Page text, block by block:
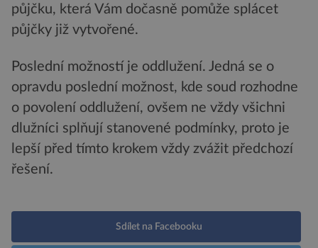
půjčku, která Vám dočasně pomůže splácet
půjčky již vytvořené.
Poslední možností je oddlužení. Jedná se o
opravdu poslední možnost, kde soud rozhodne
o povolení oddlužení, ovšem ne vždy všichni
dlužníci splňují stanovené podmínky, proto je
lepší před tímto krokem vždy zvážit předchozí
řešení.
Sdílet na Facebooku